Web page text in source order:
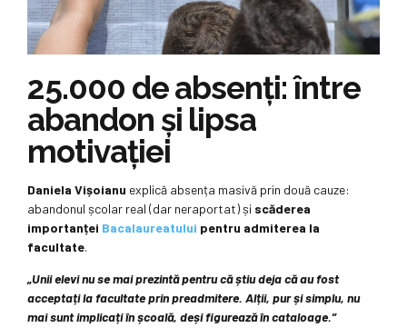
25.000 de absenți: între
abandon și lipsa
motivației
Daniela Vișoianu explică absența masivă prin două cauze:
abandonul școlar real (dar neraportat) și scăderea
importanței Bacalaureatului pentru admiterea la
facultate.
„Unii elevi nu se mai prezintă pentru că știu deja că au fost
acceptați la facultate prin preadmitere. Alții, pur și simplu, nu
mai sunt implicați în școală, deși figurează în cataloage.”